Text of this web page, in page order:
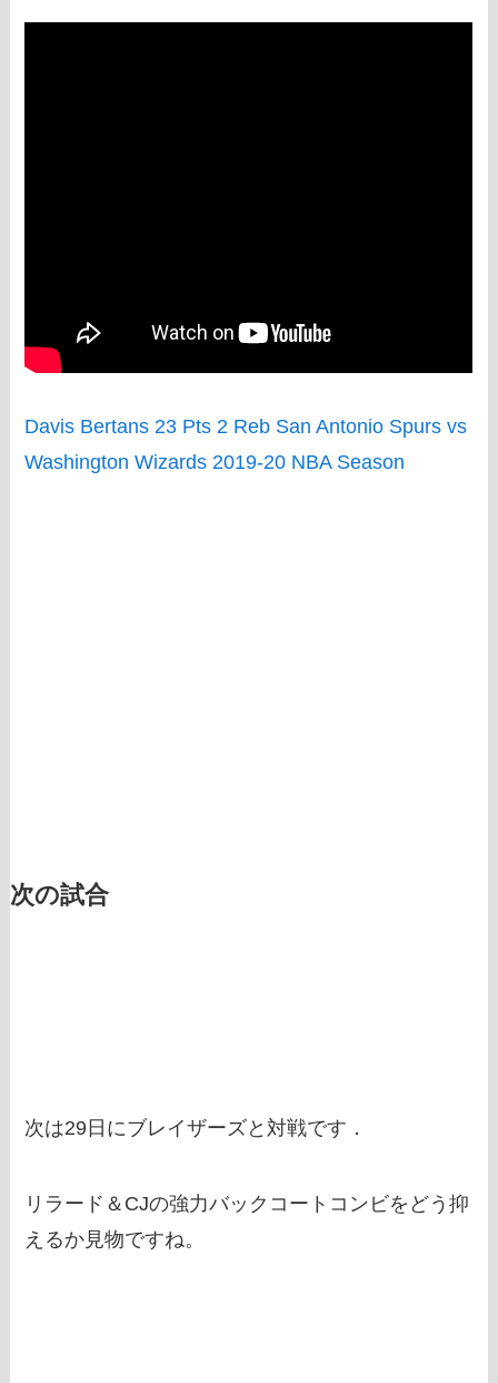
Davis Bertans 23 Pts 2 Reb San Antonio Spurs vs
Washington Wizards 2019-20 NBA Season
次の試合
次は29日にブレイザーズと対戦です．
リラード＆CJの強力バックコートコンビをどう抑
えるか見物ですね。